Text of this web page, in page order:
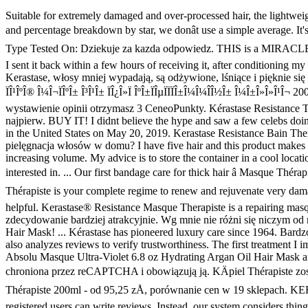
Suitable for extremely damaged and over-processed hair, the lightweight mask revitalises hair strands and locks in moisture so you can experience silky smooth, hydrated locks. To calculate the overall star rating and percentage breakdown by star, we donât use a simple average. It's so frustrating when you buy a product based on reviews - that you assume it's truthful - and you end up damaging your hair. 79%. Hair Type Tested On: Dziekuje za kazda odpowiedz. THIS is a MIRACLE PRODUCT. i jeszcze jedno nie moge sie do czytac ile czasu nalezy Maske pozostawic na wlosach. Iâve never had a product work so well. I sent it back within a few hours of receiving it, after conditioning my hair with another more nourishing conditioner. Dzięki temu po systematycznym stosowaniu szamponów, masek oraz odżywek z serii Kerastase, włosy mniej wypadają, są odżywione, lśniące i pięknie się układają. Prime members enjoy FREE Delivery and exclusive access to music, movies, TV shows, original audio series, and Kindle books. ÏÎ¹ÎºÎ® Î¼Î¬ÏÎºÎ± Î³Î¹Î± ÏÎ¿Î»Ï ÎºÎ±ÏÎµÏÏÏÎ±Î¼Î¼Î­Î½Î± Î¼Î±Î»Î»Î¹Î¬ 200 ml 27,90 â¬ Kerastase Masque Therapiste 200ml 5E1928700 Sprawdź Zaufanych Partnerów Ceneo.pl. 132,50 zł, Z wysyłką od Za wystawienie opinii otrzymasz 3 CeneoPunkty. Kérastase Resistance Therapiste Masque is a butter-textured masque that deeply penetrates hair to restore strength and boost elasticity. Aby otrzymać CeneoPunkty najpierw. BUY IT! I didnt believe the hype and saw a few celebs doing some things about this product range on insta and was even more dubious...but I am convinced too now and totally converted. Reviewed in the United States on May 20, 2019. Kerastase Resistance Bain Therapiste Review | Be kind, thumbs up! Witam, czy maska nadaje się do włosów po zabiegu keratynowego prostowania włosów, jako pielęgnacja włosów w domu? I have five hair and this product makes my hair look thicker and fuller! This conditioner has eradicated the need to use any alcohol containing products to tame the frizz while increasing volume. My advice is to store the container in a cool location and keep small stash in your shower. After viewing product detail pages, look here to find an easy way to navigate back to pages you are interested in. ... Our first bandage care for thick hair â Masque Thérapiste. Maska do włosów Resistance Fiber Quality Renewal Masque 3-4, stworzona przez francuską markę Kerastase. Step 3. The Resistance Thérapiste is your complete regime to renew and rejuvenate very damaged hair. I will usually do b3 Demi conditioner and thatâs the only product that I can say thatâs worked prior to this one. 5 people found this helpful. Kerastase® Resistance Masque Therapiste is a repairing masque for very damaged, over-processed, thick hair. The results are immediate even after the first application. Z piękną fryzurą poczujesz się zdecydowanie bardziej atrakcyjnie. Wg mnie nie różni się niczym od masek L'oreal za 40pln. £19.20 ... Wasn't as good as I expected from reading the review's. Start your review of Kerastase Masque Therapiste Hair Mask! ... Kérastase has pioneered luxury care since 1964. Bardzo szybko można dostrzec efekt na spalonych włosach. I hesitate to splurge on any hair products but this is one that is well worth